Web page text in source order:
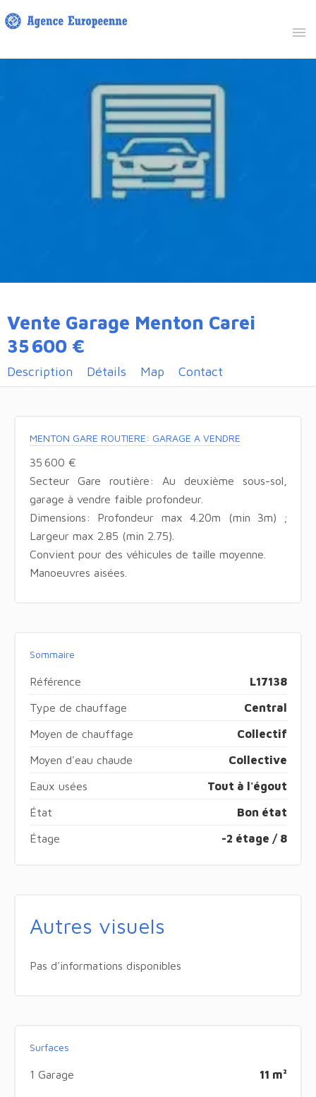
Vente Garage Menton Carei
35 600 €
Description Détails Map Contact
MENTON GARE ROUTIERE: GARAGE A VENDRE
35 600 €
Secteur Gare routière: Au deuxième sous-sol,
garage à vendre faible profondeur.
Dimensions: Profondeur max 4.20m (min 3m) ;
Largeur max 2.85 (min 2.75).
Convient pour des véhicules de taille moyenne.
Manoeuvres aisées.
Sommaire
Référence L17138
Type de chauffage Central
Moyen de chauffage Collectif
Moyen d'eau chaude Collective
Eaux usées Tout à l'égout
État Bon état
Étage -2 étage / 8
Autres visuels
Pas d'informations disponibles
Surfaces
1 Garage 11 m²